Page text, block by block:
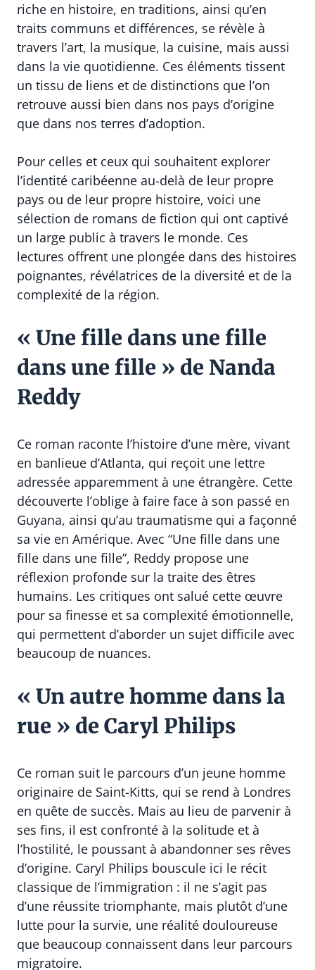
riche en histoire, en traditions, ainsi qu’en
traits communs et différences, se révèle à
travers l’art, la musique, la cuisine, mais aussi
dans la vie quotidienne. Ces éléments tissent
un tissu de liens et de distinctions que l’on
retrouve aussi bien dans nos pays d’origine
que dans nos terres d’adoption.
Pour celles et ceux qui souhaitent explorer
l’identité caribéenne au-delà de leur propre
pays ou de leur propre histoire, voici une
sélection de romans de fiction qui ont captivé
un large public à travers le monde. Ces
lectures offrent une plongée dans des histoires
poignantes, révélatrices de la diversité et de la
complexité de la région.
« Une fille dans une fille
dans une fille » de Nanda
Reddy
Ce roman raconte l’histoire d’une mère, vivant
en banlieue d’Atlanta, qui reçoit une lettre
adressée apparemment à une étrangère. Cette
découverte l’oblige à faire face à son passé en
Guyana, ainsi qu’au traumatisme qui a façonné
sa vie en Amérique. Avec “Une fille dans une
fille dans une fille”, Reddy propose une
réflexion profonde sur la traite des êtres
humains. Les critiques ont salué cette œuvre
pour sa finesse et sa complexité émotionnelle,
qui permettent d’aborder un sujet difficile avec
beaucoup de nuances.
« Un autre homme dans la
rue » de Caryl Philips
Ce roman suit le parcours d’un jeune homme
originaire de Saint-Kitts, qui se rend à Londres
en quête de succès. Mais au lieu de parvenir à
ses fins, il est confronté à la solitude et à
l’hostilité, le poussant à abandonner ses rêves
d’origine. Caryl Philips bouscule ici le récit
classique de l’immigration : il ne s’agit pas
d’une réussite triomphante, mais plutôt d’une
lutte pour la survie, une réalité douloureuse
que beaucoup connaissent dans leur parcours
migratoire.